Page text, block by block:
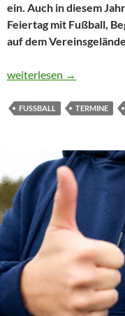
ein. Auch in diesem
Feiertag mit Fußball,
auf dem
Der FÖV lädt ein: Jens
weiterlesen →
FUSSBALL TERMINE